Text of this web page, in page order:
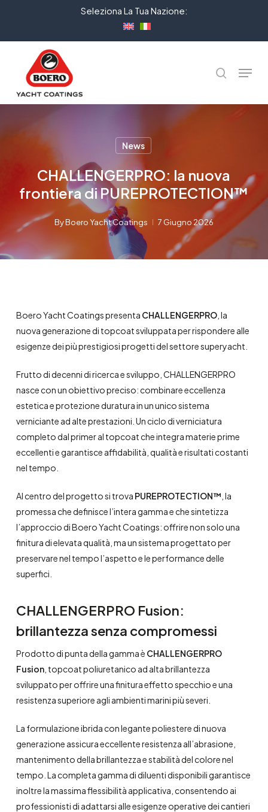
Seleziona La Tua Nazione:
cerca
Menu
News
CHALLENGERPRO: la nuova
frontiera di PUREPROTECTION™
ByBoero Yacht Coatings 7 Giugno 2026
Boero Yacht Coatings presenta CHALLENGERPRO, la
nuova generazione di topcoat sviluppata per rispondere alle
esigenze dei più prestigiosi progetti del settore superyacht.
Frutto di decenni di ricerca e sviluppo, CHALLENGERPRO
nasce con un obiettivo preciso: combinare eccellenza
estetica e protezione duratura in un unico sistema
verniciante ad alte prestazioni. Un ciclo di verniciatura
completo dal primer al topcoat che integra materie prime
eccellenti e garantisce affidabilità, qualità e risultati costanti
nel tempo.
Al centro del progetto si trova PUREPROTECTION™ , la
promessa che definisce l’intera gamma e che sintetizza
l’approccio di Boero Yacht Coatings: offrire non solo una
finitura di elevata qualità, ma un sistema progettato per
preservare nel tempo l’aspetto e le performance delle
superfici.
CHALLENGERPRO Fusion:
brillantezza senza compromessi
Prodotto di punta della gamma è CHALLENGERPRO
Fusion, topcoat poliuretanico ad alta brillantezza
sviluppato per offrire una finitura effetto specchio e una
resistenza superiore agli ambienti marini più severi.
La formulazione ibrida con legante poliestere di nuova
generazione assicura eccellente resistenza all’abrasione,
mantenimento della brillantezza e stabilità del colore nel
tempo. La completa gamma di diluenti disponibili garantisce
inoltre la massima flessibilità applicativa, consentendo ai
professionisti di adattarsi alle esigenze operative dei cantieri